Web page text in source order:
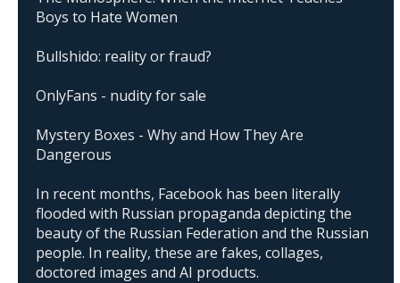
Boys to Hate Women
Bullshido: reality or fraud?
OnlyFans - nudity for sale
Mystery Boxes - Why and How They Are
Dangerous
In recent months, Facebook has been literally
flooded with Russian propaganda depicting the
beauty of the Russian Federation and the Russian
people. In reality, these are fakes, collages,
doctored images and AI products.